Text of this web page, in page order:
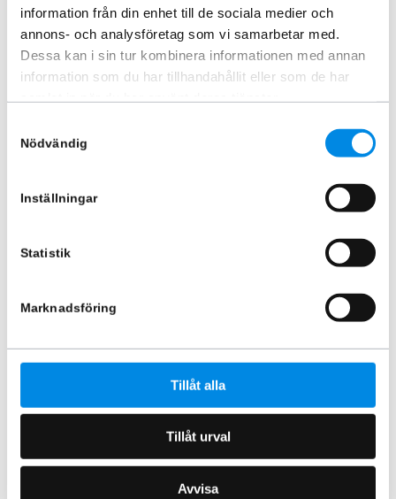
information från din enhet till de sociala medier och
annons- och analysföretag som vi samarbetar med.
Dessa kan i sin tur kombinera informationen med annan
information som du har tillhandahållit eller som de har
Nödvändig
Inställningar
Statistik
Marknadsföring
Tillåt alla
Tillåt urval
Avvisa
Ljuspaket ID-BUZZ Svart Nordic
Smallbar & Viklight Nord 7″